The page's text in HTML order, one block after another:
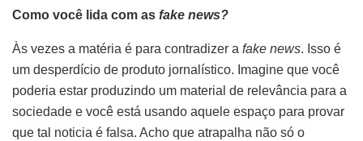
Como você lida com as fake news?
Às vezes a matéria é para contradizer a fake news. Isso é
um desperdício de produto jornalístico. Imagine que você
poderia estar produzindo um material de relevância para a
sociedade e você está usando aquele espaço para provar
que tal noticia é falsa. Acho que atrapalha não só o